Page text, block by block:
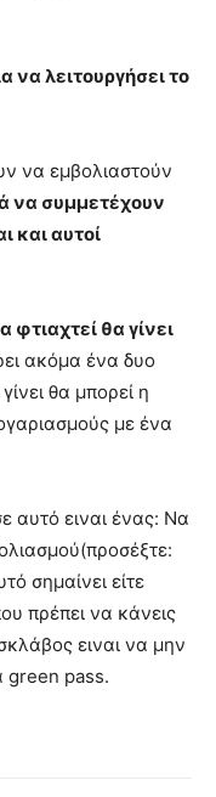
να λειτουργήσει το
να εμβολιαστούν
να συμμετέχουν
και αυτοί
θα γίνει
ακόμα ένα δυο
θα μπορεί η
με ένα
αυτό ειναι ένας: Να
σημαίνει είτε
πρέπει να κάνεις
ειναι να μην
green pass.